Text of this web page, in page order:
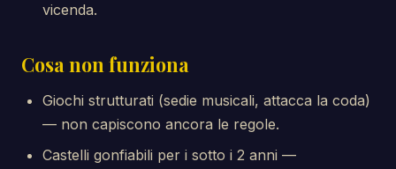
vicenda.
Cosa non funziona
Giochi strutturati (sedie musicali, attacca la coda)
— non capiscono ancora le regole.
Castelli gonfiabili per i sotto i 2 anni —